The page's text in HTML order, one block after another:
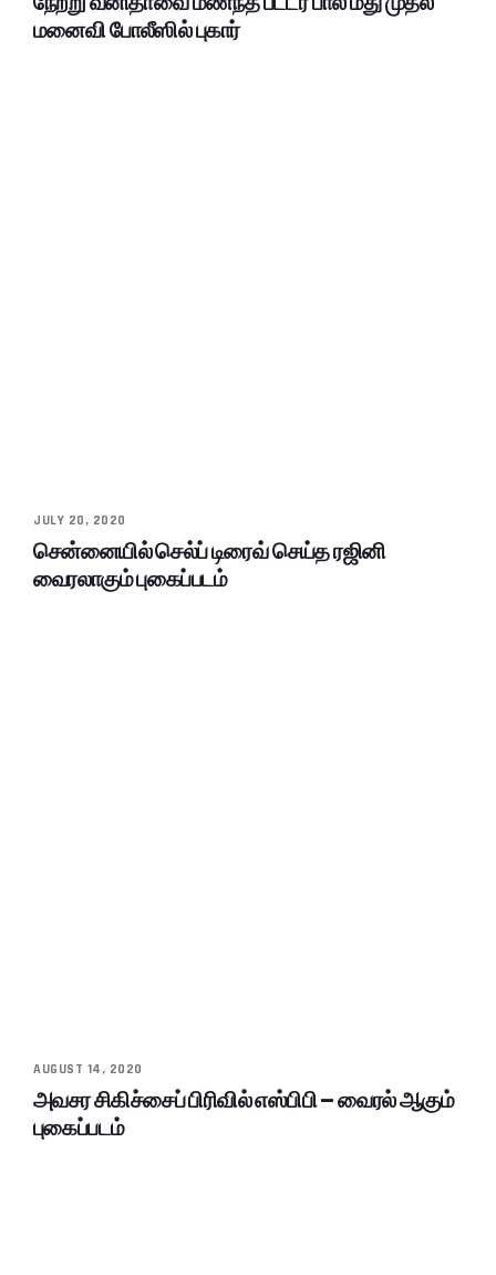
மனைவி போலீஸில் புகார்
JULY 20, 2020
சென்னையில் செல்ப் டிரைவ் செய்த ரஜினி
வைரலாகும் புகைப்படம்
AUGUST 14, 2020
அவசர சிகிச்சைப் பிரிவில் எஸ்பிபி – வைரல் ஆகும்
புகைப்படம்